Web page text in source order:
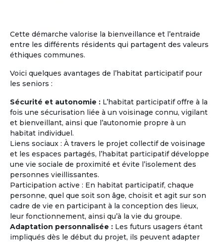
Cette démarche valorise la bienveillance et l’entraide
entre les différents résidents qui partagent des valeurs
éthiques communes.
Voici quelques avantages de l’habitat participatif pour
les seniors :
Sécurité et autonomie : L’habitat participatif offre à la
fois une sécurisation liée à un voisinage connu, vigilant
et bienveillant, ainsi que l’autonomie propre à un
habitat individuel.
Liens sociaux : À travers le projet collectif de voisinage
et les espaces partagés, l’habitat participatif développe
une vie sociale de proximité et évite l’isolement des
personnes vieillissantes.
Participation active : En habitat participatif, chaque
personne, quel que soit son âge, choisit et agit sur son
cadre de vie en participant à la conception des lieux,
leur fonctionnement, ainsi qu’à la vie du groupe.
Adaptation personnalisée : Les futurs usagers étant
impliqués dès le début du projet, ils peuvent adapter
Journées Portes Ouvertes et
Rencontres
Rencontrez des retraités ou des personnes
âgées de plus de 60 ans ayant le même
projet (exemple : partir vivre en Grèce à la
retraite à l'année ou pendant quelques mois)
et les mêmes attentes que les vôtres (type
d'habitat, budget mensuel, tendance
écologique, co-acheter ou co-louer, etc...).